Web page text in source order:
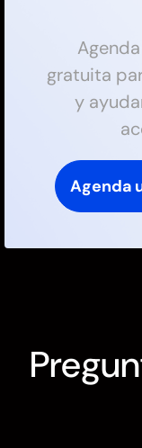
gratuita
y
Agenda